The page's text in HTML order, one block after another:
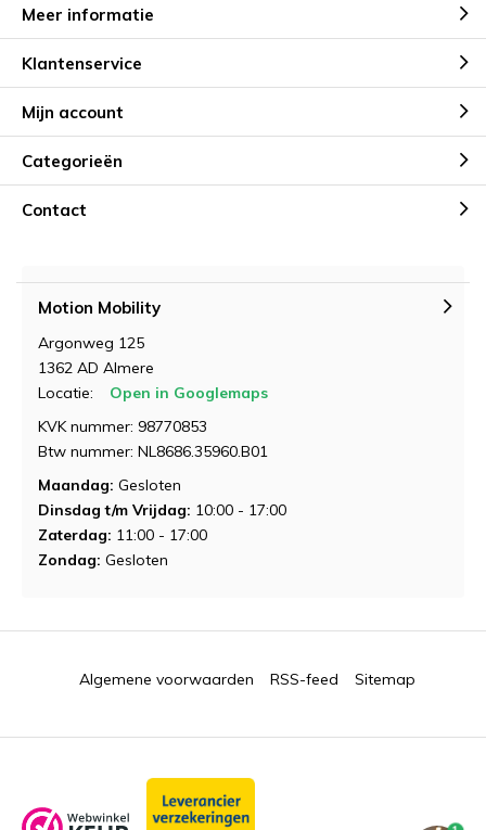
Meer informatie
Klantenservice
Mijn account
Categorieën
Contact
Motion Mobility
Argonweg 125
1362 AD Almere
Locatie:
Open in Googlemaps
KVK nummer: 98770853
Btw nummer: NL8686.35960.B01
Maandag: Gesloten
Dinsdag t/m Vrijdag: 10:00 - 17:00
Zaterdag: 11:00 - 17:00
Zondag: Gesloten
Algemene voorwaarden RSS-feed Sitemap